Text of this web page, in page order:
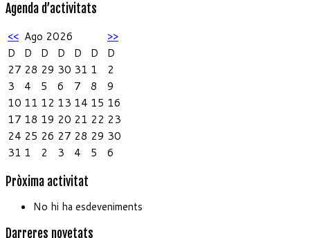
Agenda d’activitats
<< Ago 2026
>>
D
D D D D D
D
27 28 29 30 31 1
2
3
4 5 6 7 8
9
10 11 12 13 14 15 16
17 18 19 20 21 22 23
24 25 26 27 28 29 30
31 1 2 3 4 5 6
Pròxima activitat
No hi ha esdeveniments
Darreres novetats